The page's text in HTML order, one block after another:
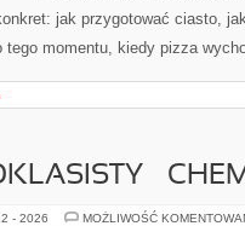
jak przygotować ciasto,
tego momentu, kiedy pizza
–
- 2026 MOŻLIWOŚĆ